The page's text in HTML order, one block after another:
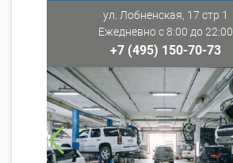
ул. Лобненская, 17 стр 1
Ежедневно с 8:00 до 22:00
+7 (495) 150-70-73